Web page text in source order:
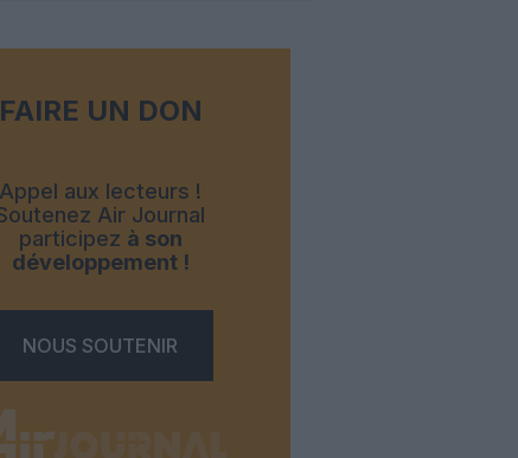
FAIRE UN DON
Appel aux lecteurs !
Air Journal
participez à son
développement !
NOUS SOUTENIR